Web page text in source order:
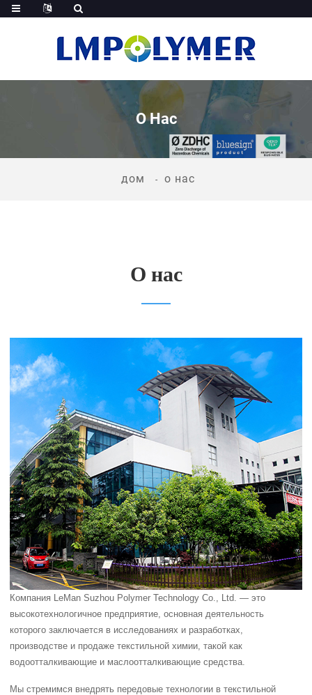
О Нас
дом о нас
О нас
Компания LeMan Suzhou Polymer Technology Co., Ltd. — это
высокотехнологичное предприятие, основная деятельность
которого заключается в исследованиях и разработках,
производстве и продаже текстильной химии, такой как
водоотталкивающие и маслоотталкивающие средства.
Мы стремимся внедрять передовые технологии в текстильной